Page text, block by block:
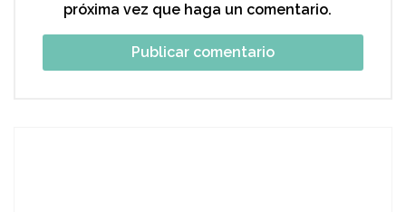
próxima vez que haga un comentario.